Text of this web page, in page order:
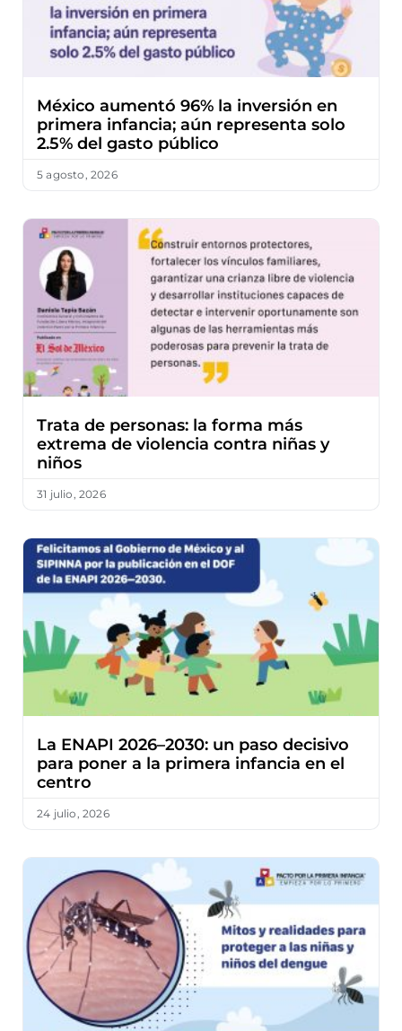
México aumentó 96% la inversión en
primera infancia; aún representa solo
2.5% del gasto público
5 agosto, 2026
Trata de personas: la forma más
extrema de violencia contra niñas y
niños
31 julio, 2026
La ENAPI 2026–2030: un paso decisivo
para poner a la primera infancia en el
centro
24 julio, 2026